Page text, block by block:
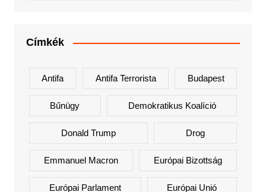
Címkék
Antifa Antifa Terrorista Budapest
Bűnügy Demokratikus Koalíció
Donald Trump Drog
Emmanuel Macron Európai Bizottság
Európai Parlament Európai Unió